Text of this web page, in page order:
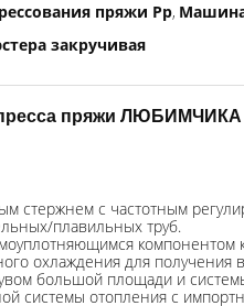
пряжи Pp,
закручивая
пряжи ЛЮБИМЧИКА
стержнем с частотным
плавильных труб.
компонентом
охлаждения для
большой площади и
системы отопления с